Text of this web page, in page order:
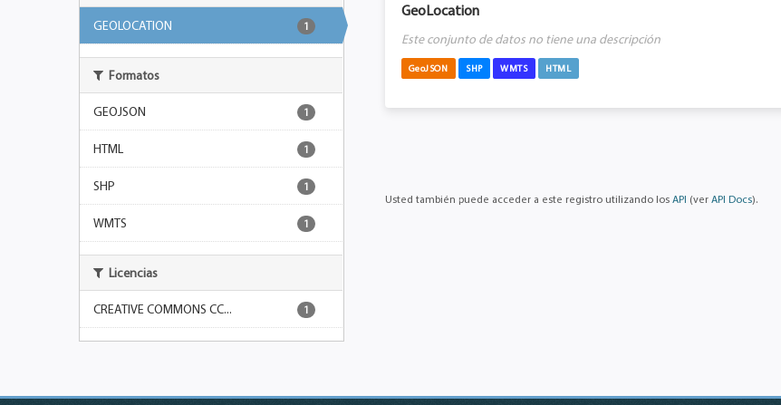
GEOLOCATION 1
Formatos
GEOJSON 1
HTML 1
SHP 1
WMTS 1
Licencias
CREATIVE COMMONS CC... 1
GeoLocation
Este conjunto de datos no tiene una descripción
GeoJSON SHP WMTS HTML
Usted también puede acceder a este registro utilizando los API (ver API Docs).